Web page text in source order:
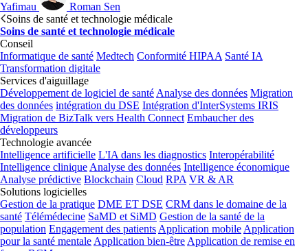
Yafimau
Roman Sen
Soins de santé et technologie médicale
Soins de santé et technologie médicale
Conseil
Informatique de santé Medtech Conformité HIPAA Santé IA
Transformation digitale
Services d'aiguillage
Développement de logiciel de santé Analyse des données Migration
des données intégration du DSE Intégration d'InterSystems IRIS
Migration de BizTalk vers Health Connect Embaucher des
développeurs
Technologie avancée
Intelligence artificielle L'IA dans les diagnostics Interopérabilité
Intelligence clinique Analyse des données Intelligence économique
Analyse prédictive Blockchain Cloud RPA VR & AR
Solutions logicielles
Gestion de la pratique DME ET DSE CRM dans le domaine de la
santé Télémédecine SaMD et SiMD Gestion de la santé de la
population Engagement des patients Application mobile Application
pour la santé mentale Application bien-être Application de remise en